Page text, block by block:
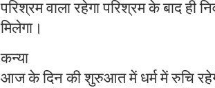
परिश्रम वाला रहेगा परिश्रम के बाद ही
मिलेगा।
कन्या
आज के दिन की शुरुआत में धर्म में रुचि